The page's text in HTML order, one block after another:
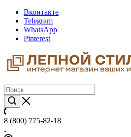
Вконтакте
Telegram
WhatsApp
Pinterest
8 (800) 775-82-18